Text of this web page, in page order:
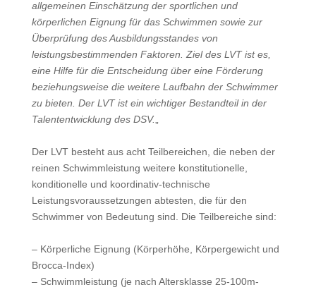
allgemeinen Einschätzung der sportlichen und
körperlichen Eignung für das Schwimmen sowie zur
Überprüfung des Ausbildungsstandes von
leistungsbestimmenden Faktoren. Ziel des LVT ist es,
eine Hilfe für die Entscheidung über eine Förderung
beziehungsweise die weitere Laufbahn der Schwimmer
zu bieten. Der LVT ist ein wichtiger Bestandteil in der
Talententwicklung des DSV.
Der LVT besteht aus acht Teilbereichen, die neben der
reinen Schwimmleistung weitere konstitutionelle,
konditionelle und koordinativ-technische
Leistungsvoraussetzungen abtesten, die für den
Schwimmer von Bedeutung sind. Die Teilbereiche sind:
– Körperliche Eignung (Körperhöhe, Körpergewicht und
Brocca-Index)
– Schwimmleistung (je nach Altersklasse 25-100m-